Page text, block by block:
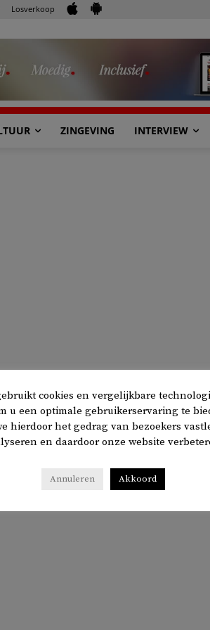
Losverkoop
ZINGEVING INTERVIEW
cookies en vergelijkbare
u een optimale gebruikerservaring te
hierdoor het gedrag van bezoekers
en daardoor onze website
Annuleren Akkoord